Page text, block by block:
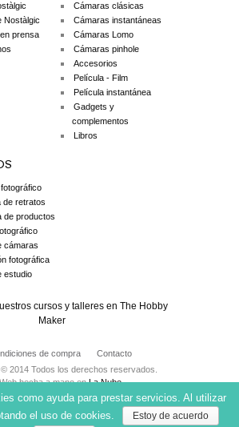
Nostàlgic
prensa
Cámaras clásicas
Cámaras instantáneas
Cámaras Lomo
Cámaras pinhole
Accesorios
Película - Film
Película instantánea
Gadgets y
complementos
Libros
de retratos
de productos
cámaras
fotográfica
estudio
de compra
Contacto
2014 Todos los derechos reservados.
hecha a mano enLa Nube
como ayuda para prestar servicios. Al utilizar
el uso de cookies.
Estoy de acuerdo